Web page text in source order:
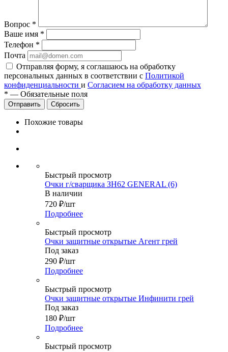
Вопрос *
Ваше имя *
Телефон *
Почта
Отправляя форму, я соглашаюсь на обработку
персональных данных в соответствии с Политикой
конфиденциальности и Согласием на обработку данных
* — Обязательные поля
Сбросить
Похожие товары
Быстрый просмотр
Очки г/сварщика ЗН62 GENERAL (6)
В наличии
720 ₽/шт
Подробнее
Быстрый просмотр
Очки защитные открытые Агент грей
Под заказ
290 ₽/шт
Подробнее
Быстрый просмотр
Очки защитные открытые Инфинити грей
Под заказ
180 ₽/шт
Подробнее
Быстрый просмотр